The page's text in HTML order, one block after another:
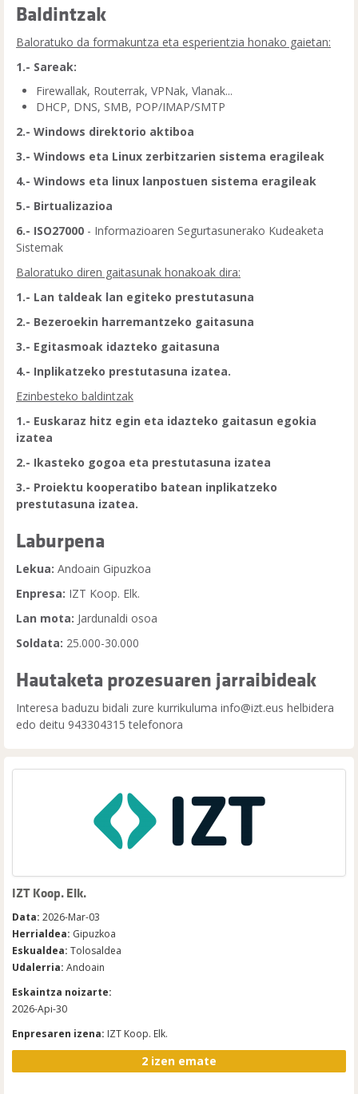
Baldintzak
Baloratuko da formakuntza eta esperientzia honako gaietan:
1.- Sareak:
Firewallak, Routerrak, VPNak, Vlanak...
DHCP, DNS, SMB, POP/IMAP/SMTP
2.- Windows direktorio aktiboa
3.- Windows eta Linux zerbitzarien sistema eragileak
4.- Windows eta linux lanpostuen sistema eragileak
5.- Birtualizazioa
6.- ISO27000 - Informazioaren Segurtasunerako Kudeaketa
Sistemak
Baloratuko diren gaitasunak honakoak dira:
1.- Lan taldeak lan egiteko prestutasuna
2.- Bezeroekin harremantzeko gaitasuna
3.- Egitasmoak idazteko gaitasuna
4.- Inplikatzeko prestutasuna izatea.
Ezinbesteko baldintzak
1.- Euskaraz hitz egin eta idazteko gaitasun egokia
izatea
2.- Ikasteko gogoa eta prestutasuna izatea
3.- Proiektu kooperatibo batean inplikatzeko
prestutasuna izatea.
Laburpena
Lekua: Andoain Gipuzkoa
Enpresa: IZT Koop. Elk.
Lan mota: Jardunaldi osoa
Soldata: 25.000-30.000
Hautaketa prozesuaren jarraibideak
Interesa baduzu bidali zure kurrikuluma info@izt.eus helbidera
edo deitu 943304315 telefonora
IZT Koop. Elk.
Data: 2026-Mar-03
Herrialdea: Gipuzkoa
Eskualdea: Tolosaldea
Udalerria: Andoain
Eskaintza noizarte:
2026-Api-30
Enpresaren izena: IZT Koop. Elk.
2 izen emate